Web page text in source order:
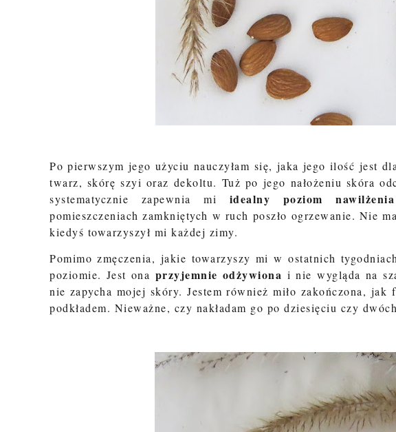
Po pierwszym jego użyciu nauczyłam się, jaka jego ilość jest
twarz, skórę szyi oraz dekoltu. Tuż po jego nałożeniu skóra
systematycznie zapewnia mi idealny poziom
pomieszczeniach zamkniętych w ruch poszło ogrzewanie. Nie
kiedyś towarzyszył mi każdej zimy.
Pomimo zmęczenia, jakie towarzyszy mi w ostatnich
poziomie. Jest ona przyjemnie odżywiona i nie wygląda na
nie zapycha mojej skóry. Jestem również miło zakończona,
podkładem. Nieważne, czy nakładam go po dziesięciu czy